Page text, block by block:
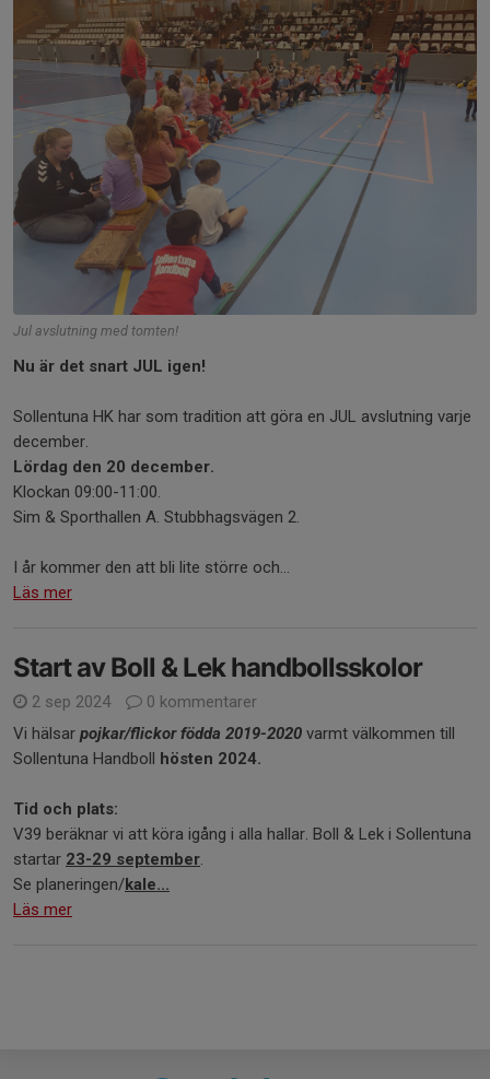
Jul avslutning med tomten!
Nu är det snart JUL igen!
Sollentuna HK har som tradition att göra en JUL avslutning varje
december.
Lördag den 20 december.
Klockan 09:00-11:00.
Sim & Sporthallen A. Stubbhagsvägen 2.
I år kommer den att bli lite större och...
Läs mer
Start av Boll & Lek handbollsskolor
2 sep 2024
0 kommentarer
Vi hälsar pojkar/flickor födda 2019-2020 varmt välkommen till
Sollentuna Handboll
hösten 2024.
Tid och plats:
V39 beräknar vi att köra igång i alla hallar. Boll & Lek i Sollentuna
startar 23-29 september.
Se planeringen/kale...
Läs mer